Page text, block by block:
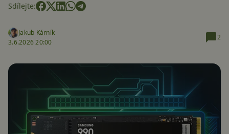
Sdílejte:
Jakub Kárník
3.6.2026 20:00
2